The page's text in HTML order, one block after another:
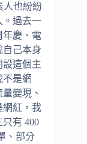
人也紛紛
。過去一
年慶、電
自己本身
設這個主
是網
變現、
網紅，我
有 400
、部分